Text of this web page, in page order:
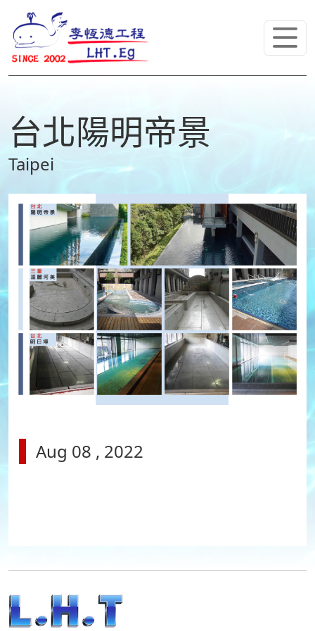
台北陽明帝景
Taipei
Aug 08 , 2022